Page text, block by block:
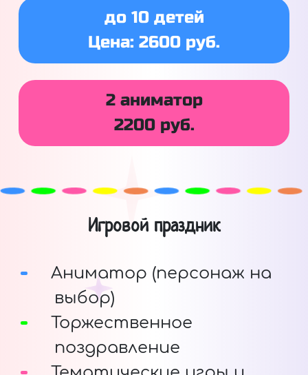
до 10 детей
Цена: 2600 руб.
2 аниматор
2200 руб.
Игровой праздник
Аниматор (персонаж на
выбор)
Торжественное
поздравление